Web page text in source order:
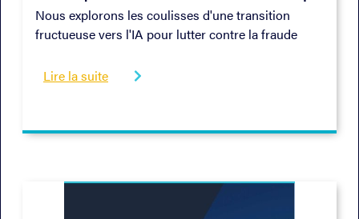
Nous explorons les coulisses d'une transition
fructueuse vers l'IA pour lutter contre la fraude
appuyant sur une démarche en trois phases :
Lire la suite 